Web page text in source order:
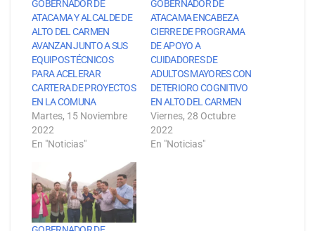
GOBERNADOR DE
ATACAMA Y ALCALDE DE
ALTO DEL CARMEN
AVANZAN JUNTO A SUS
EQUIPOS TÉCNICOS
PARA ACELERAR
CARTERA DE PROYECTOS
EN LA COMUNA
Martes, 15 Noviembre
2022
En "Noticias"
GOBERNADOR DE
ATACAMA ENCABEZA
CIERRE DE PROGRAMA
DE APOYO A
CUIDADORES DE
ADULTOS MAYORES CON
DETERIORO COGNITIVO
EN ALTO DEL CARMEN
Viernes, 28 Octubre
2022
En "Noticias"